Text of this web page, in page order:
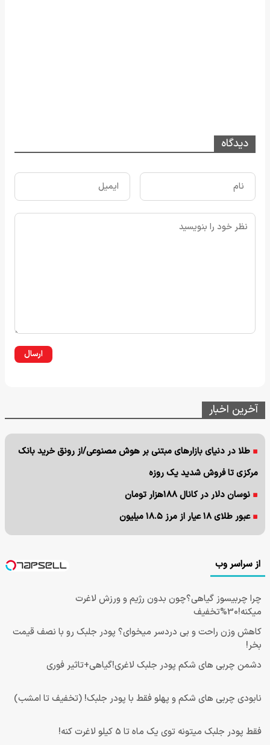
دیدگاه
ارسال
آخرین اخبار
طلا در دنیای بازارهای مبتنی بر هوش مصنوعی/از رونق خرید بانک
مرکزی تا فروش شدید یک روزه
نوسان دلار در کانال ۱۸۸هزار تومان
عبور طلای ۱۸ عیار از مرز ۱۸.۵ میلیون
از سراسر وب
چرا چربیسوز گیاهی؟چون بدون رژیم و ورزش لاغرت
میکنه!30%تخفیف
کاهش وزن راحت و بی دردسر میخوای؟ پودر جلبک رو با نصف قیمت
بخر!
دشمن چربی های شکم پودر جلبک لاغری!گیاهی+تاثیر فوری
نابودی چربی های شکم و پهلو فقط با پودر جلبک! (تخفیف تا امشب)
فقط پودر جلبک میتونه توی یک ماه تا 5 کیلو لاغرت کنه!